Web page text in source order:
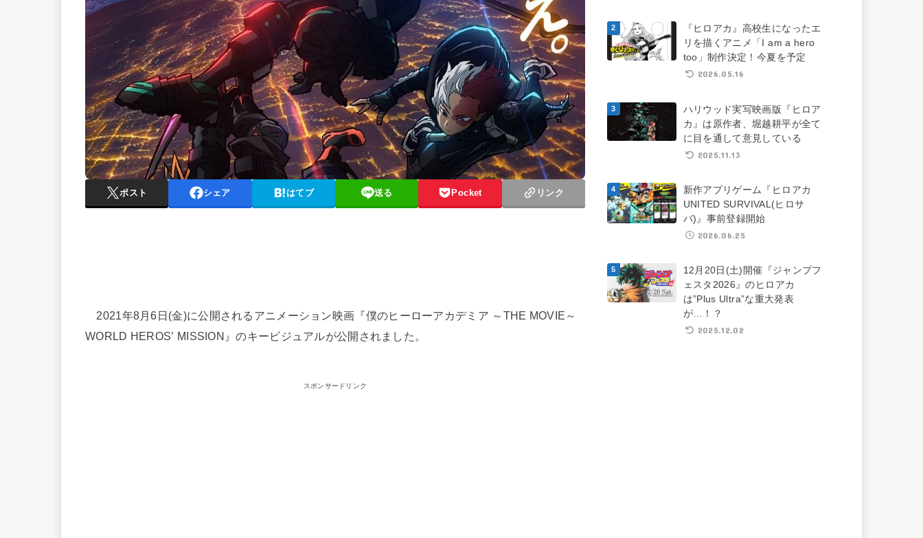
ポスト シェア はてブ 送る Pocket リンク
2021年8月6日(金)に公開されるアニメーション映画『僕のヒーローアカデミア ～THE MOVIE～
WORLD HEROS’ MISSION』のキービジュアルが公開されました。
スポンサードリンク
『ヒロアカ』高校生になったエ
リを描くアニメ「I am a hero
too」制作決定！今夏を予定
2026.05.16
ハリウッド実写映画版『ヒロア
カ』は原作者、堀越耕平が全て
に目を通して意見している
2025.11.13
新作アプリゲーム『ヒロアカ
UNITED SURVIVAL(ヒロサ
バ)』事前登録開始
2026.06.25
12月20日(土)開催『ジャンプフ
ェスタ2026』のヒロアカ
は”Plus Ultra”な重大発表
が…！？
2025.12.02